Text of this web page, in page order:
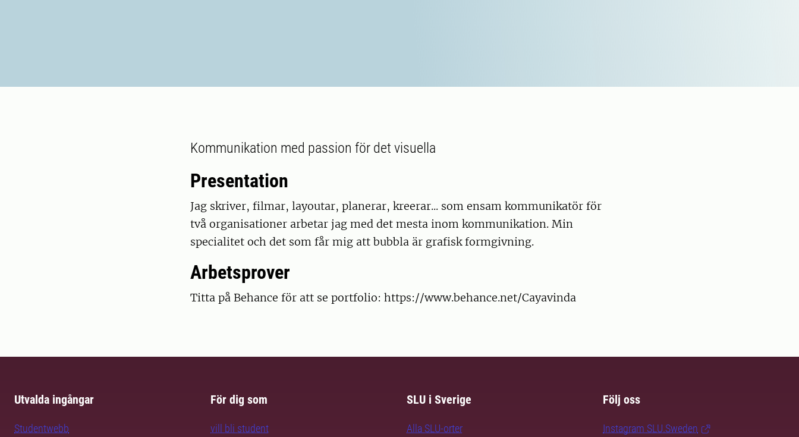
Kommunikation med passion för det visuella
Presentation
Jag skriver, filmar, layoutar, planerar, kreerar... som ensam kommunikatör för
två organisationer arbetar jag med det mesta inom kommunikation. Min
specialitet och det som får mig att bubbla är grafisk formgivning.
Arbetsprover
Titta på Behance för att se portfolio: https://www.behance.net/Cayavinda
Utvalda ingångar
Studentwebb
För dig som
vill bli student
SLU i Sverige
Alla SLU-orter
Följ oss
Instagram SLU.Sweden